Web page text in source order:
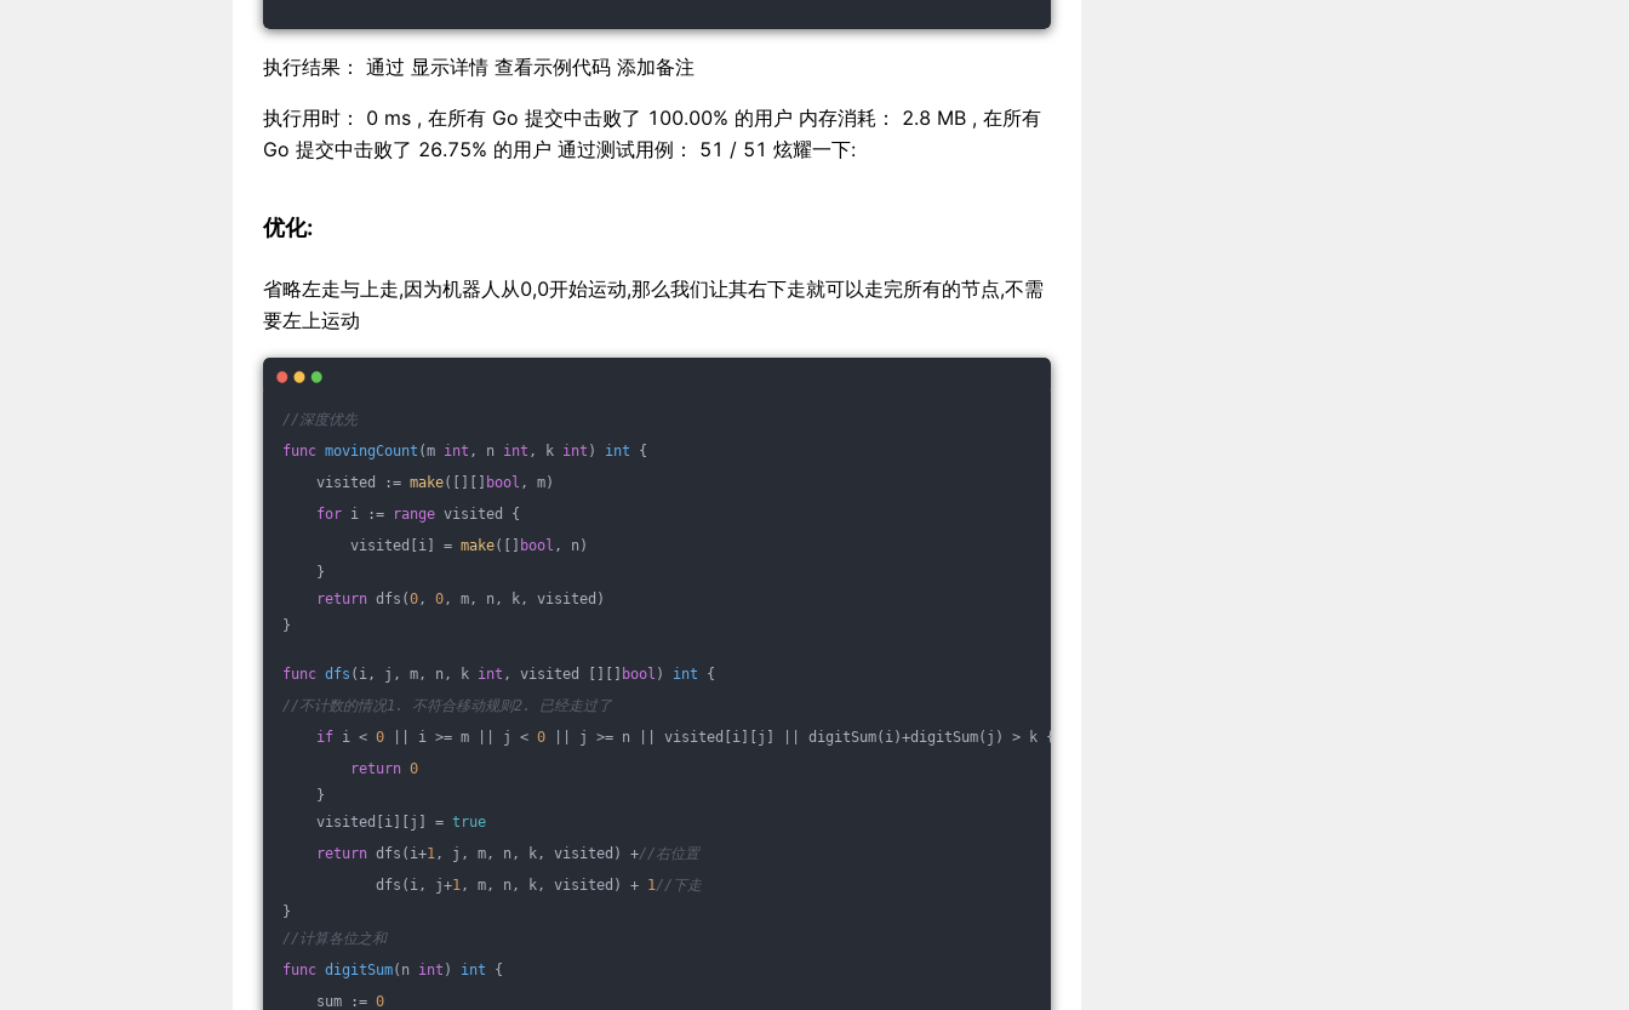
执行结果： 通过 显示详情 查看示例代码 添加备注
执行用时： 0 ms , 在所有 Go 提交中击败了 100.00% 的用户 内存消耗： 2.8 MB , 在所有
Go 提交中击败了 26.75% 的用户 通过测试用例： 51 / 51 炫耀一下:
优化:
省略左走与上走,因为机器人从0,0开始运动,那么我们让其右下走就可以走完所有的节点,不需
要左上运动
//深度优先
func movingCount (m int , n int , k int ) int {
visited := make([][] bool , m)
for i := range visited {
visited[i] = make([] bool , n)
}
return dfs(0, 0, m, n, k, visited)
}
func dfs (i, j, m, n, k int , visited [][] bool ) int {
//不计数的情况1. 不符合移动规则2. 已经走过了
if i < 0 || i >= m || j < 0 || j >= n || visited[i][j] || digitSum(i)+digitSum(j) > k {
return 0
}
visited[i][j] = true
return dfs(i+1, j, m, n, k, visited) +//右位置
dfs(i, j+1, m, n, k, visited) + 1//下走
}
//计算各位之和
func digitSum(n int ) int {
sum := 0